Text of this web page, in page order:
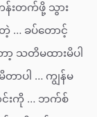
န်းတက်ဖို့ သွား
… ခပ်တောင့်
သတိမထားမိပါ
ာပါ … ကျွန်မ
င်းကို … ဘက်စ်